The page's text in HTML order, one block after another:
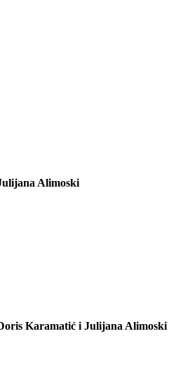
Alimoski
Karamatić i Julijana Alimoski